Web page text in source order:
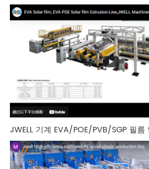
JWELL 기계 EVA/POE/PVB/SGP 필름